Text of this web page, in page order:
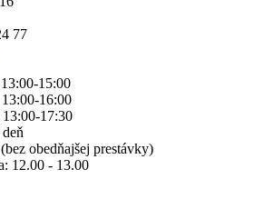
77
15:00
16:00
17:30
obedňajšej prestávky)
12.00 - 13.00